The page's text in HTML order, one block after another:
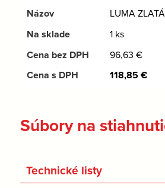
LUMA
1 ks
96,63 €
118,85€
Súbory na
Technické listy